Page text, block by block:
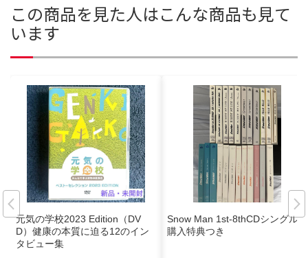
この商品を見た人はこんな商品も見て
います
元気の学校2023 Edition（DV
D）健康の本質に迫る12のイン
タビュー集
Snow Man 1st-8thCDシングル
購入特典つき